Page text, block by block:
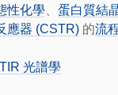
性化學 蛋白質結
應器 (CSTR) 的流
光譜學